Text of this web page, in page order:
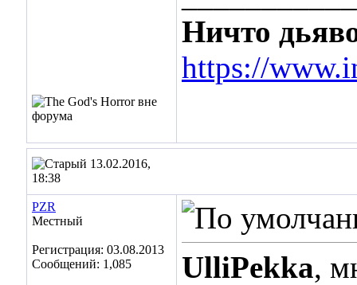
Ничто
https://
13.02.2016,
18:38
PZR
Местный
Регистрация: 03.08.2013
Сообщений: 1,085
UlliPekka,